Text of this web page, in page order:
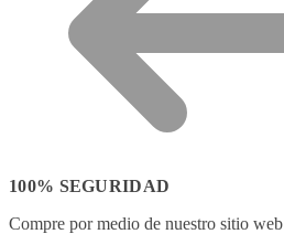
100% SEGURIDAD
Compre por medio de nuestro sitio web